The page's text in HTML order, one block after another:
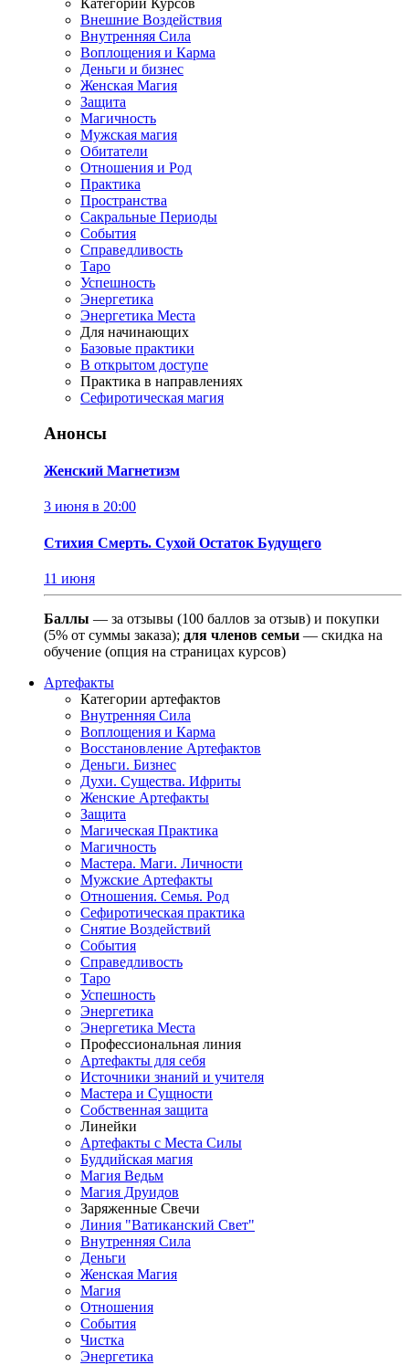
Категории Курсов
Внешние Воздействия
Внутренняя Сила
Воплощения и Карма
Деньги и бизнес
Женская Магия
Защита
Магичность
Мужская магия
Обитатели
Отношения и Род
Практика
Пространства
Сакральные Периоды
События
Справедливость
Таро
Успешность
Энергетика
Энергетика Места
Для начинающих
Базовые практики
В открытом доступе
Практика в направлениях
Сефиротическая магия
Анонсы
Женский Магнетизм
3 июня в 20:00
Стихия Смерть. Сухой Остаток Будущего
11 июня
Баллы — за отзывы (100 баллов за отзыв) и покупки
(5% от суммы заказа); для членов семьи — скидка на
обучение (опция на страницах курсов)
Артефакты
Категории артефактов
Внутренняя Сила
Воплощения и Карма
Восстановление Артефактов
Деньги. Бизнес
Духи. Существа. Ифриты
Женские Артефакты
Защита
Магическая Практика
Магичность
Мастера. Маги. Личности
Мужские Артефакты
Отношения. Семья. Род
Сефиротическая практика
Снятие Воздействий
События
Справедливость
Таро
Успешность
Энергетика
Энергетика Места
Профессиональная линия
Артефакты для себя
Источники знаний и учителя
Мастера и Сущности
Собственная защита
Линейки
Артефакты с Места Силы
Буддийская магия
Магия Ведьм
Магия Друидов
Заряженные Свечи
Линия "Ватиканский Свет"
Внутренняя Сила
Деньги
Женская Магия
Магия
Отношения
События
Чистка
Энергетика